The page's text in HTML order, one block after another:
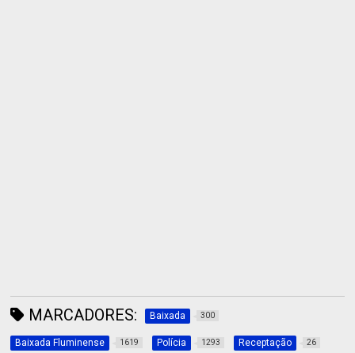
MARCADORES: Baixada 300
Baixada Fluminense 1619 Polícia 1293 Receptação 26